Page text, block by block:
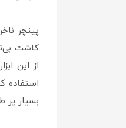
پینچر
کاشت
از این
استفاده
بسیار پر